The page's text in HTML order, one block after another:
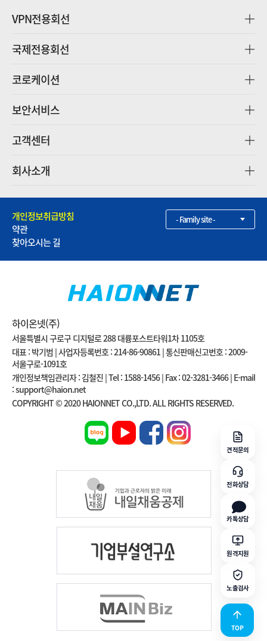
VPN전용회선
국제전용회선
코로케이션
보안서비스
고객센터
회사소개
개인정보취급방침
약관
찾아오시는 길
- Family site -
하이온넷(주)
서울특별시 구로구 디지털로 288 대륭포스트타워1차 1105호
대표 : 박기범 | 사업자등록번호 : 214-86-90861 | 통신판매신고번호 : 2009-
서울구로-1091호
개인정보책임관리자 : 김철진 | Tel : 1588-1456 | Fax : 02-3281-3466 | E-mail
: support@haion.net
COPYRIGHT © 2020 HAIONNET CO.,LTD. ALL RIGHTS RESERVED.
견적문의
전화상담
카톡상담
원격지원
노출검사
TOP